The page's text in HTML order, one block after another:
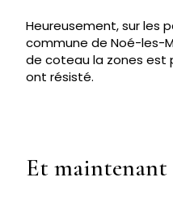
Heureusement, sur les
commune de Noé-les-
de coteau la zones est
ont résisté.
Et maintenant